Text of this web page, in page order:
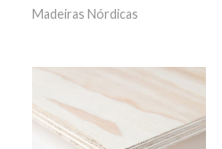
Madeiras Nórdicas